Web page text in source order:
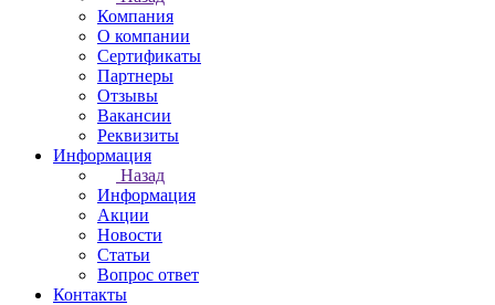
Компания
О компании
Сертификаты
Партнеры
Отзывы
Вакансии
Реквизиты
Информация
Назад
Информация
Акции
Новости
Статьи
Вопрос ответ
Контакты